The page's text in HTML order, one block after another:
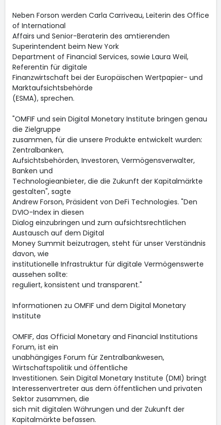
Neben Forson werden Carla Carriveau, Leiterin des Office
of International
Affairs und Senior-Beraterin des amtierenden
Superintendent beim New York
Department of Financial Services, sowie Laura Weil,
Referentin für digitale
Finanzwirtschaft bei der Europäischen Wertpapier- und
Marktaufsichtsbehörde
(ESMA), sprechen.
"OMFIF und sein Digital Monetary Institute bringen genau
die Zielgruppe
zusammen, für die unsere Produkte entwickelt wurden:
Zentralbanken,
Aufsichtsbehörden, Investoren, Vermögensverwalter,
Banken und
Technologieanbieter, die die Zukunft der Kapitalmärkte
gestalten", sagte
Andrew Forson, Präsident von DeFi Technologies. "Den
DVIO-Index in diesen
Dialog einzubringen und zum aufsichtsrechtlichen
Austausch auf dem Digital
Money Summit beizutragen, steht für unser Verständnis
davon, wie
institutionelle Infrastruktur für digitale Vermögenswerte
aussehen sollte:
reguliert, konsistent und transparent."
Informationen zu OMFIF und dem Digital Monetary
Institute
OMFIF, das Official Monetary and Financial Institutions
Forum, ist ein
unabhängiges Forum für Zentralbankwesen,
Wirtschaftspolitik und öffentliche
Investitionen. Sein Digital Monetary Institute (DMI) bringt
Interessenvertreter aus dem öffentlichen und privaten
Sektor zusammen, die
sich mit digitalen Währungen und der Zukunft der
Kapitalmärkte befassen.